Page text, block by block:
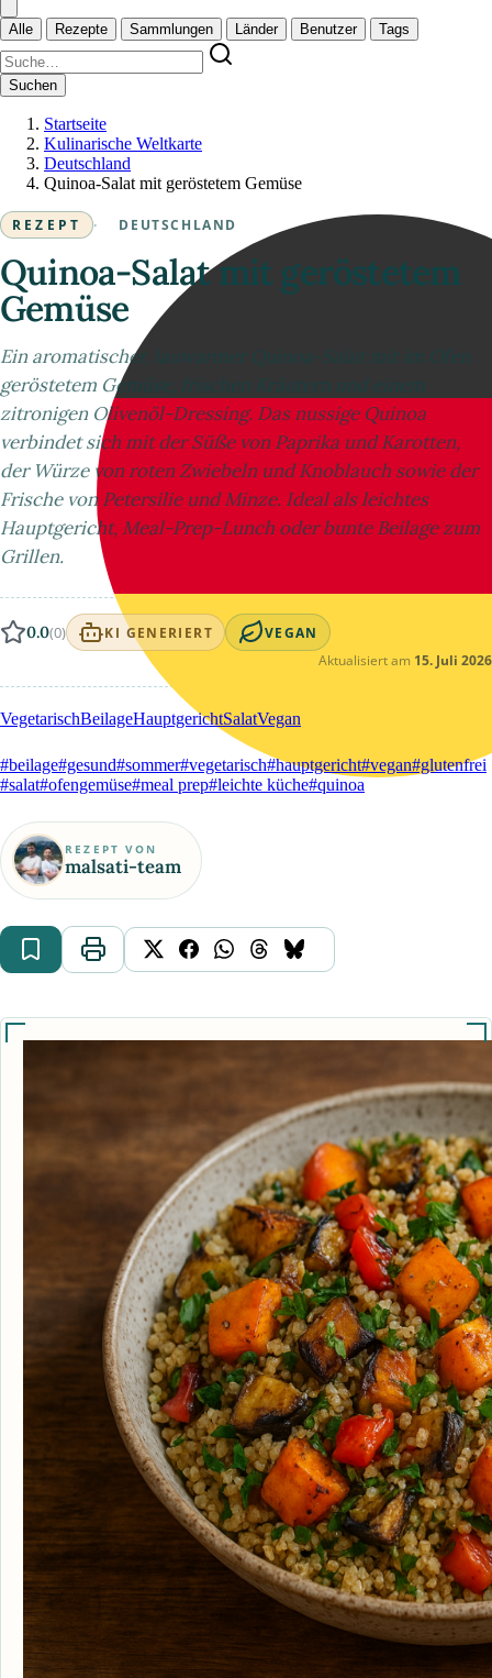
Alle Rezepte Sammlungen Länder Benutzer Tags
Suchen
Startseite
Kulinarische Weltkarte
Deutschland
Quinoa-Salat mit geröstetem Gemüse
REZEPT · DEUTSCHLAND
Quinoa-Salat mit geröstetem
Gemüse
Ein aromatischer, lauwarmer Quinoa-Salat mit im Ofen
geröstetem Gemüse, frischen Kräutern und einem
zitronigen Olivenöl-Dressing. Das nussige Quinoa
verbindet sich mit der Süße von Paprika und Karotten,
der Würze von roten Zwiebeln und Knoblauch sowie der
Frische von Petersilie und Minze. Ideal als leichtes
Hauptgericht, Meal-Prep-Lunch oder bunte Beilage zum
Grillen.
0.0(0) KI GENERIERT VEGAN
Aktualisiert am 15. Juli 2026
VegetarischBeilageHauptgerichtSalatVegan
#beilage#gesund#sommer#vegetarisch#hauptgericht#vegan#glutenfrei
#salat#ofengemüse#meal prep#leichte küche#quinoa
REZEPT VON
malsati-team